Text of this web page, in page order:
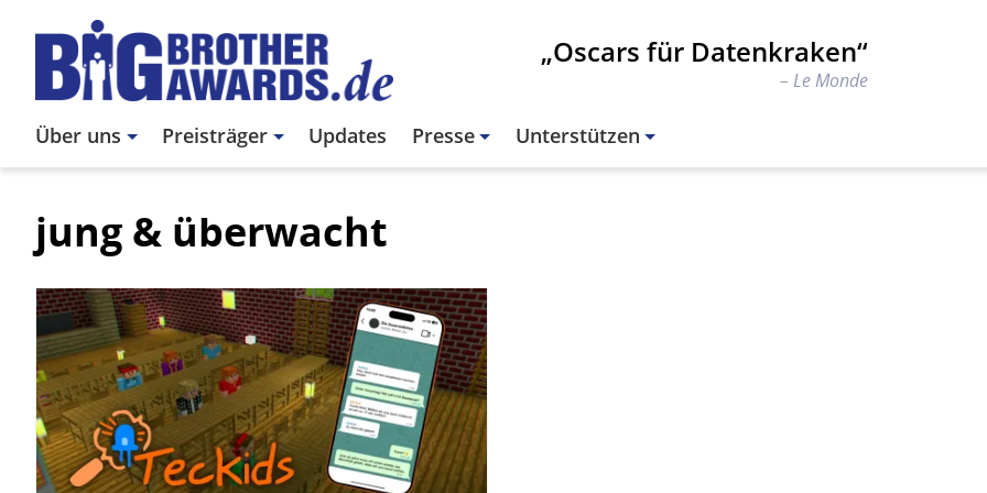
Inhalt
„Oscars für Datenkraken“
Le Monde
Main
navigation
Über uns Preisträger Updates Presse Unterstützen
jung & überwacht
Bild